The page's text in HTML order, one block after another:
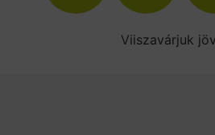
Viiszavárjuk